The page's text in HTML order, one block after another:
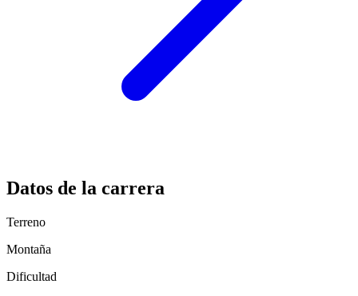
Datos de la carrera
Terreno
Montaña
Dificultad